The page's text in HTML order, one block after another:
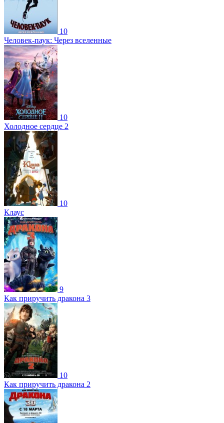
10
Человек-паук: Через вселенные
10
Холодное сердце 2
10
Клаус
9
Как приручить дракона 3
10
Как приручить дракона 2